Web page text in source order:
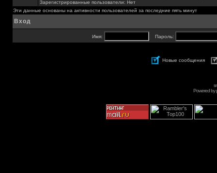
Зарегистрированные пользователи: Нет
Эти данные основаны на активности пользователей за последние пять минут
Вход
Имя: Пароль:
Новые сообщения
Powered by